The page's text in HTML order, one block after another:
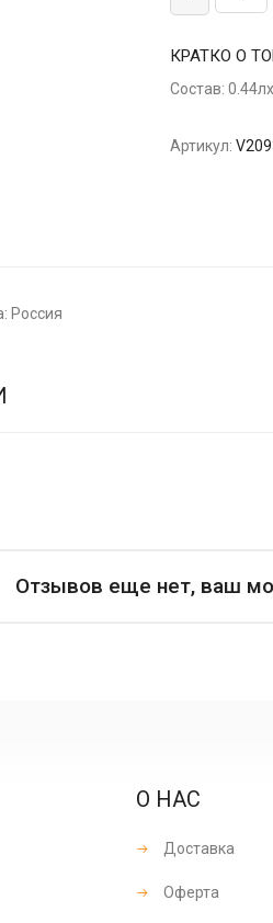
КРАТКО О
Состав:
Артикул:
Россия
Отзывов еще нет, ваш
О НАС
Доставка
Оферта